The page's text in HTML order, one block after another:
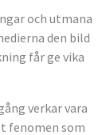
och utmana
den bild
får ge vika
verkar vara
fenomen som